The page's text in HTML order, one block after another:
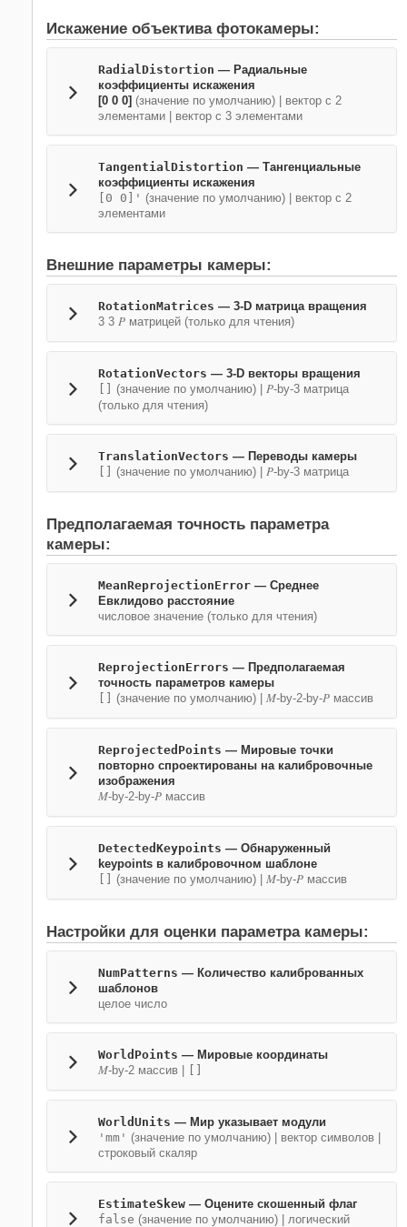
Искажение объектива фотокамеры:
RadialDistortion — Радиальные
коэффициенты искажения
[0 0 0] (значение по умолчанию) | вектор с 2
элементами
вектор с 3 элементами
TangentialDistortion — Тангенциальные
коэффициенты искажения
[0 0]' (значение по умолчанию) | вектор с 2
элементами
Внешние параметры камеры:
RotationMatrices — 3-D матрица вращения
3 3 P матрицей (только для чтения)
RotationVectors — 3-D векторы вращения
(значение по умолчанию) | P-by-3 матрица
(только для чтения)
TranslationVectors — Переводы камеры
(значение по умолчанию) | P-by-3 матрица
Предполагаемая точность параметра
камеры:
MeanReprojectionError — Среднее
Евклидово расстояние
числовое значение (только для чтения)
ReprojectionErrors — Предполагаемая
точность параметров камеры
(значение по умолчанию) | M-by-2-by-P массив
ReprojectedPoints — Мировые точки
повторно спроектированы на калибровочные
изображения
M-by-2-by-P массив
DetectedKeypoints — Обнаруженный
keypoints в калибровочном шаблоне
(значение по умолчанию) | M-by-P массив
Настройки для оценки параметра камеры:
NumPatterns — Количество калиброванных
шаблонов
целое число
WorldPoints — Мировые координаты
M-by-2 массив
WorldUnits — Мир указывает модули
'mm' (значение по умолчанию) | вектор символов
строковый скаляр
EstimateSkew — Оцените скошенный флаг
false (значение по умолчанию) | логический